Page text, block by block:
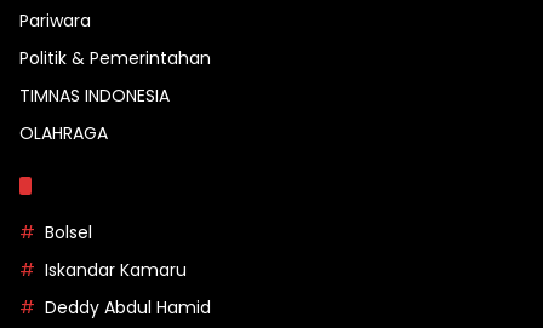
Pariwara
Politik & Pemerintahan
TIMNAS INDONESIA
OLAHRAGA
Bolsel
Iskandar Kamaru
Deddy Abdul Hamid